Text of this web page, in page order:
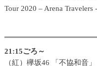
Tour 2020 – Arena
21:15ごろ～
（紅）欅坂46 「不協和音」